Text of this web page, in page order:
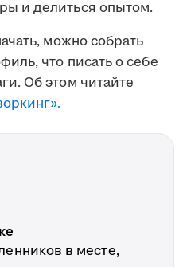
и делиться опытом.
можно собрать
что писать о себе
Об этом читайте
в месте,